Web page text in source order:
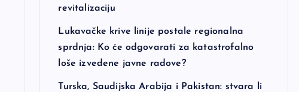
revitalizaciju
Lukavačke krive linije postale regionalna
sprdnja: Ko će odgovarati za katastrofalno
loše izvedene javne radove?
Turska, Saudijska Arabija i Pakistan: stvara li